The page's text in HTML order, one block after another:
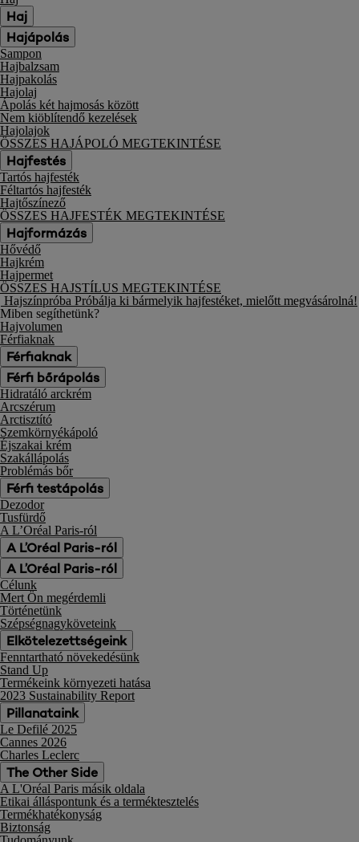
Haj
Hajápolás
Sampon
Hajbalzsam
Hajpakolás
Hajolaj
Ápolás két hajmosás között
Nem kiöblítendő kezelések
Hajolajok
ÖSSZES HAJÁPOLÓ MEGTEKINTÉSE
Hajfestés
Tartós hajfesték
Féltartós hajfesték
Hajtőszínező
ÖSSZES HAJFESTÉK MEGTEKINTÉSE
Hajformázás
Hővédő
Hajkrém
Hajpermet
ÖSSZES HAJSTÍLUS MEGTEKINTÉSE
Hajszínpróba Próbálja ki bármelyik hajfestéket, mielőtt megvásárolná!
Miben segíthetünk?
Hajvolumen
Férfiaknak
Férfiaknak
Férfi bőrápolás
Hidratáló arckrém
Arcszérum
Arctisztító
Szemkörnyékápoló
Éjszakai krém
Szakállápolás
Problémás bőr
Férfi testápolás
Dezodor
Tusfürdő
A L’Oréal Paris-ról
A L’Oréal Paris-ról
A L’Oréal Paris-ról
Célunk
Mert Ön megérdemli
Történetünk
Szépségnagyköveteink
Elkötelezettségeink
Fenntartható növekedésünk
Stand Up
Termékeink környezeti hatása
2023 Sustainability Report
Pillanataink
Le Defilé 2025
Cannes 2026
Charles Leclerc
The Other Side
A L'Oréal Paris másik oldala
Etikai álláspontunk és a terméktesztelés
Termékhatékonyság
Biztonság